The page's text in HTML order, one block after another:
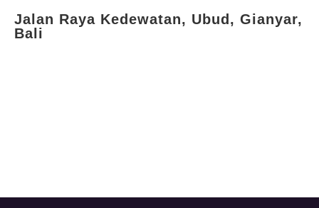
Jalan Raya Kedewatan, Ubud, Gianyar,
Bali